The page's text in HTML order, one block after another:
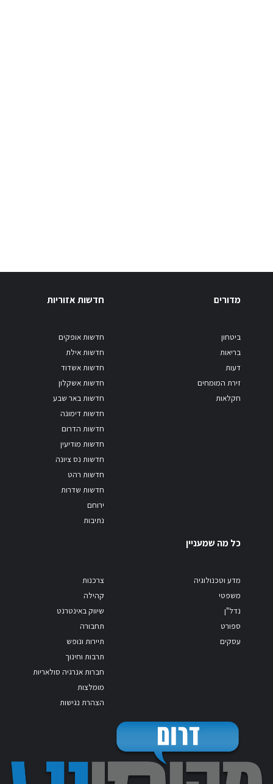
מדורים
ביטחון
בריאות
דעות
זירת המומחים
חקלאות
חדשות אזוריות
חדשות אופקים
חדשות אילת
חדשות אשדוד
חדשות אשקלון
חדשות באר שבע
חדשות דימונה
חדשות הדרום
חדשות מודיעין
חדשות נס ציונה
חדשות רהט
חדשות שדרות
ירוחם
נתיבות
כל מה שמעניין
מדע וטכנולוגיה
משפטי
נדל"ן
ספורט
עסקים
צרכנות
קהילה
שיווק באינטרנט
תחבורה
תיירות ונופש
תרבות וחינוך
חברות אנרגיה סולאריות
מומלצות
הצהרת נגישות